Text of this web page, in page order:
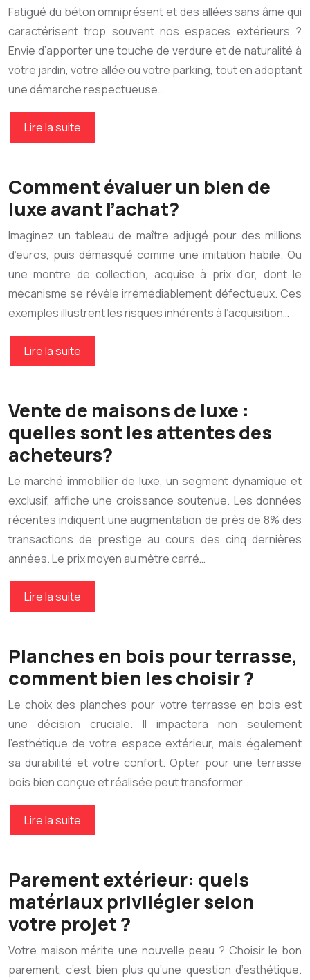
Fatigué du béton omniprésent et des allées sans âme qui
caractérisent trop souvent nos espaces extérieurs ?
Envie d’apporter une touche de verdure et de naturalité à
votre jardin, votre allée ou votre parking, tout en adoptant
une démarche respectueuse…
Lire la suite
Comment évaluer un bien de
luxe avant l’achat?
Imaginez un tableau de maître adjugé pour des millions
d’euros, puis démasqué comme une imitation habile. Ou
une montre de collection, acquise à prix d’or, dont le
mécanisme se révèle irrémédiablement défectueux. Ces
exemples illustrent les risques inhérents à l’acquisition…
Lire la suite
Vente de maisons de luxe :
quelles sont les attentes des
acheteurs?
Le marché immobilier de luxe, un segment dynamique et
exclusif, affiche une croissance soutenue. Les données
récentes indiquent une augmentation de près de 8% des
transactions de prestige au cours des cinq dernières
années. Le prix moyen au mètre carré…
Lire la suite
Planches en bois pour terrasse,
comment bien les choisir ?
Le choix des planches pour votre terrasse en bois est
une décision cruciale. Il impactera non seulement
l’esthétique de votre espace extérieur, mais également
sa durabilité et votre confort. Opter pour une terrasse
bois bien conçue et réalisée peut transformer…
Lire la suite
Parement extérieur: quels
matériaux privilégier selon
votre projet ?
Votre maison mérite une nouvelle peau ? Choisir le bon
parement, c’est bien plus qu’une question d’esthétique.